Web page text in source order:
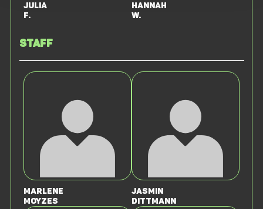
Julia
F.
Hannah
W.
Staff
Marlene
Moyzes
Jasmin
Dittmann